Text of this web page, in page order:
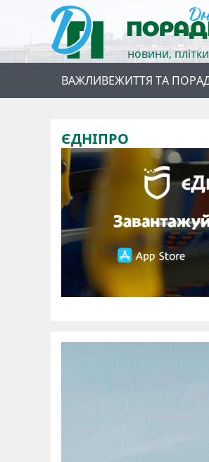
новини,
ВАЖЛИВЕЖИТТЯ ТА
ЄДНІПРО